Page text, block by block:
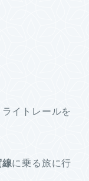
イトレールを
線に乗る旅に行